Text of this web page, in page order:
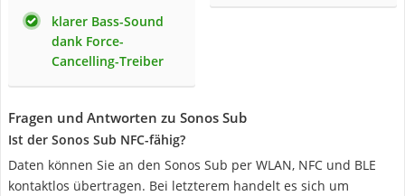
klarer Bass-Sound
dank Force-
Cancelling-Treiber
Fragen und Antworten zu Sonos Sub
Ist der Sonos Sub NFC-fähig?
Daten können Sie an den Sonos Sub per WLAN, NFC und BLE
kontaktlos übertragen. Bei letzterem handelt es sich um